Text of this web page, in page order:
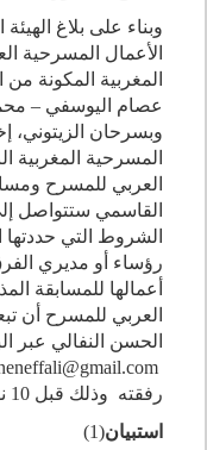
وبناء على بلاغ
الأعمال المسرحية
المغربية المكونة
عصام اليوسفي –
وبسرحان الزيتوني،
المسرحية المغربية
العربي للمسرح
الشروط التي حددتها
رؤساء أو مديري
أعمالها للمسابقة
العربي للمسرح أن
الحسن النفالي عبر
رفقته وذلك قبل 10 نونبر 2016
استبيان(1)